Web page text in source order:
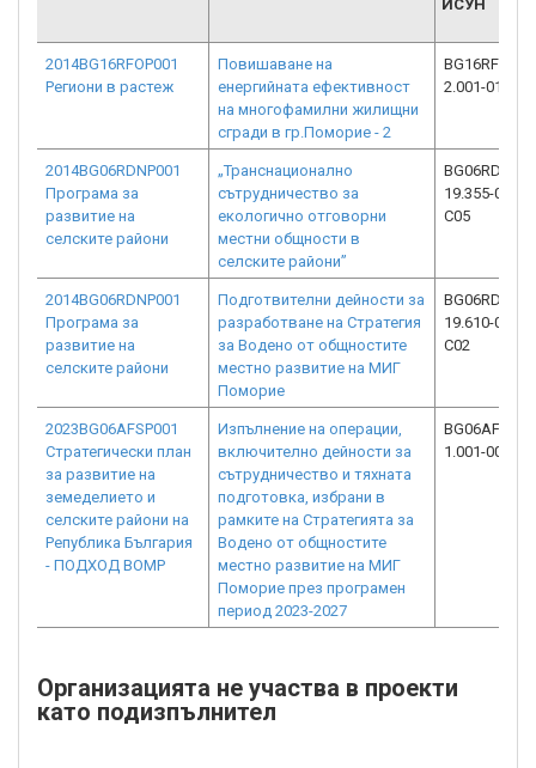
ИСУН
2014BG16RFOP001
Региони в растеж
Повишаване на
енергийната ефективност
на многофамилни жилищни
сгради в гр.Поморие - 2
2.001-0142-
2014BG06RDNP001
Програма за
развитие на
селските райони
„Транснационално
сътрудничество за
екологично отговорни
местни общности в
селските райони”
19.355-0003-
C05
2014BG06RDNP001
Програма за
развитие на
селските райони
Подготвителни дейности за
разработване на Стратегия
за Водено от общностите
местно развитие на МИГ
Поморие
19.610-0021-
C02
2023BG06AFSP001
Стратегически план
за развитие на
земеделието и
селските райони на
Република България
- ПОДХОД ВОМР
Изпълнение на операции,
включително дейности за
сътрудничество и тяхната
подготовка, избрани в
рамките на Стратегията за
Водено от общностите
местно развитие на МИГ
Поморие през програмен
период 2023-2027
1.001-0018-
Организацията не участва в проекти
като подизпълнител